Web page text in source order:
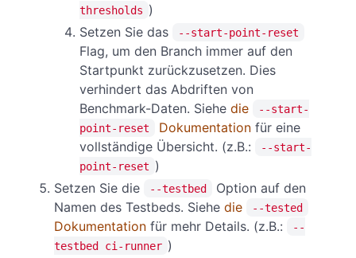
thresholds )
Setzen Sie das
--start-point-reset
Flag, um den Branch immer auf den
Startpunkt zurückzusetzen. Dies
verhindert das Abdriften von
Benchmark-Daten. Siehe die
--start-
point-reset
Dokumentation für eine
vollständige Übersicht. (z.B.:
--start-
point-reset )
Setzen Sie die
--testbed
Option auf den
Namen des Testbeds. Siehe die --tested
Dokumentation für mehr Details. (z.B.:
--
testbed ci-runner )